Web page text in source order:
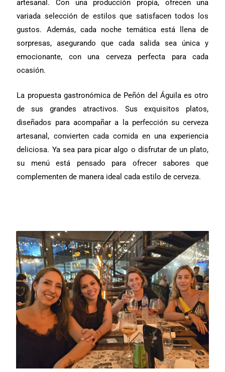
artesanal. Con una producción propia, ofrecen una
variada selección de estilos que satisfacen todos los
gustos. Además, cada noche temática está llena de
sorpresas, asegurando que cada salida sea única y
emocionante, con una cerveza perfecta para cada
ocasión.
La propuesta gastronómica de Peñón del Águila es otro
de sus grandes atractivos. Sus exquisitos platos,
diseñados para acompañar a la perfección su cerveza
artesanal, convierten cada comida en una experiencia
deliciosa. Ya sea para picar algo o disfrutar de un plato,
su menú está pensado para ofrecer sabores que
complementen de manera ideal cada estilo de cerveza.